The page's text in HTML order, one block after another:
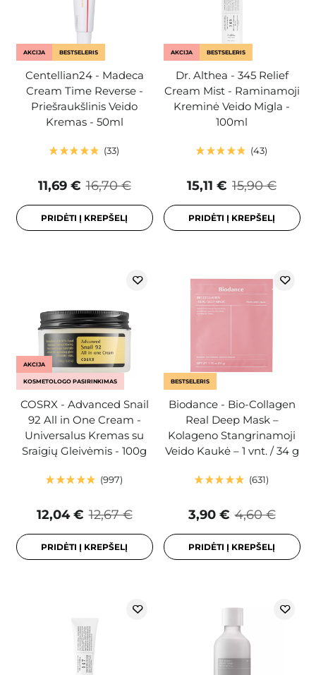
AKCIJA BESTSELERIS
Centellian24 - Madeca
Cream Time Reverse -
Priešraukšlinis Veido
Kremas - 50ml
33
16,70 €
11,69 €
PRIDĖTI Į KREPŠELĮ
AKCIJA BESTSELERIS
Dr. Althea - 345 Relief
Cream Mist - Raminamoji
Kreminė Veido Migla -
100ml
43
15,90 €
15,11 €
PRIDĖTI Į KREPŠELĮ
AKCIJA
KOSMETOLOGO PASIRINKIMAS
COSRX - Advanced Snail
92 All in One Cream -
Universalus Kremas su
Sraigių Gleivėmis - 100g
997
12,67 €
12,04 €
PRIDĖTI Į KREPŠELĮ
BESTSELERIS
Biodance - Bio-Collagen
Real Deep Mask –
Kolageno Stangrinamoji
Veido Kaukė – 1 vnt. / 34 g
631
4,60 €
3,90 €
PRIDĖTI Į KREPŠELĮ